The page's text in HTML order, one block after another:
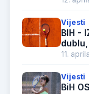
Vijesti
BIH -
11.
Vijesti
BiH